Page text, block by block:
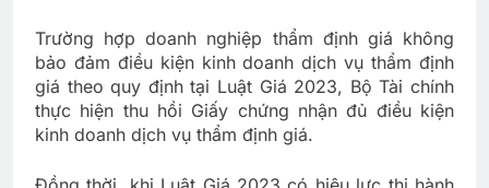
Trường hợp doanh nghiệp thẩm định giá không
bảo đảm điều kiện kinh doanh dịch vụ thẩm định
giá theo quy định tại Luật Giá 2023, Bộ Tài chính
thực hiện thu hồi Giấy chứng nhận đủ điều kiện
kinh doanh dịch vụ thẩm định giá.